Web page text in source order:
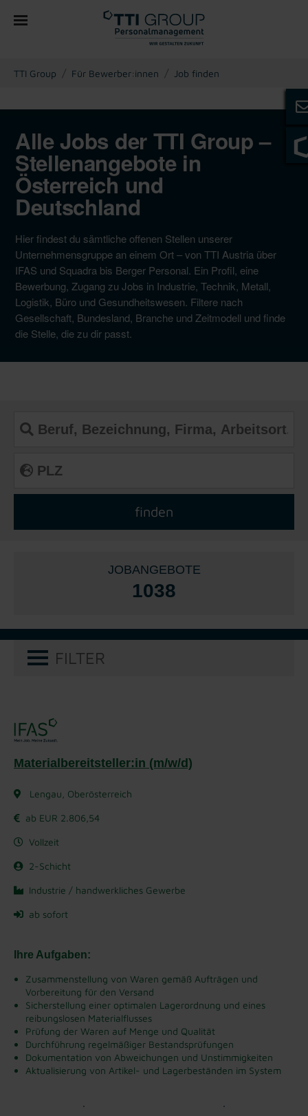
You are here:
TTI Group Für Bewerber:innen Job finden
Alle Jobs der TTI Group –
Stellenangebote in
Österreich und
Deutschland
Hier findest du sämtliche offenen Stellen unserer
Unternehmensgruppe an einem Ort – von TTI Austria über
IFAS und Squadra bis Berger Personal. Ein Profil, eine
Bewerbung, Zugang zu Jobs in Industrie, Technik, Metall,
Logistik, Büro und Gesundheitswesen. Filtere nach
Gesellschaft, Bundesland, Branche und Zeitmodell und finde
die Stelle, die zu dir passt.
JOBANGEBOTE
1038
FILTER
Materialbereitsteller:in (m/w/d)
Lengau, Oberösterreich
ab EUR 2.806,54
Vollzeit
2-Schicht
Industrie / handwerkliches Gewerbe
ab sofort
Ihre Aufgaben:
Zusammenstellung von Waren gemäß Aufträgen und
Vorbereitung für den Versand
Sicherstellung einer optimalen Lagerordnung und eines
reibungslosen Materialflusses
Prüfung der Waren auf Menge und Qualität
Durchführung regelmäßiger Bestandsprüfungen
Dokumentation von Abweichungen und Unstimmigkeiten
Aktualisierung von Artikel- und Lagerbeständen im System